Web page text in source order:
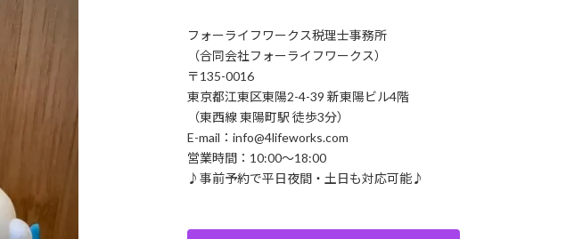
フォーライフワークス税理士事務所
（合同会社フォーライフワークス）
〒135-0016
東京都江東区東陽2-4-39 新東陽ビル4階
（東西線 東陽町駅 徒歩3分）
E-mail：info@4lifeworks.com
営業時間：10:00～18:00
♪事前予約で平日夜間・土日も対応可能♪